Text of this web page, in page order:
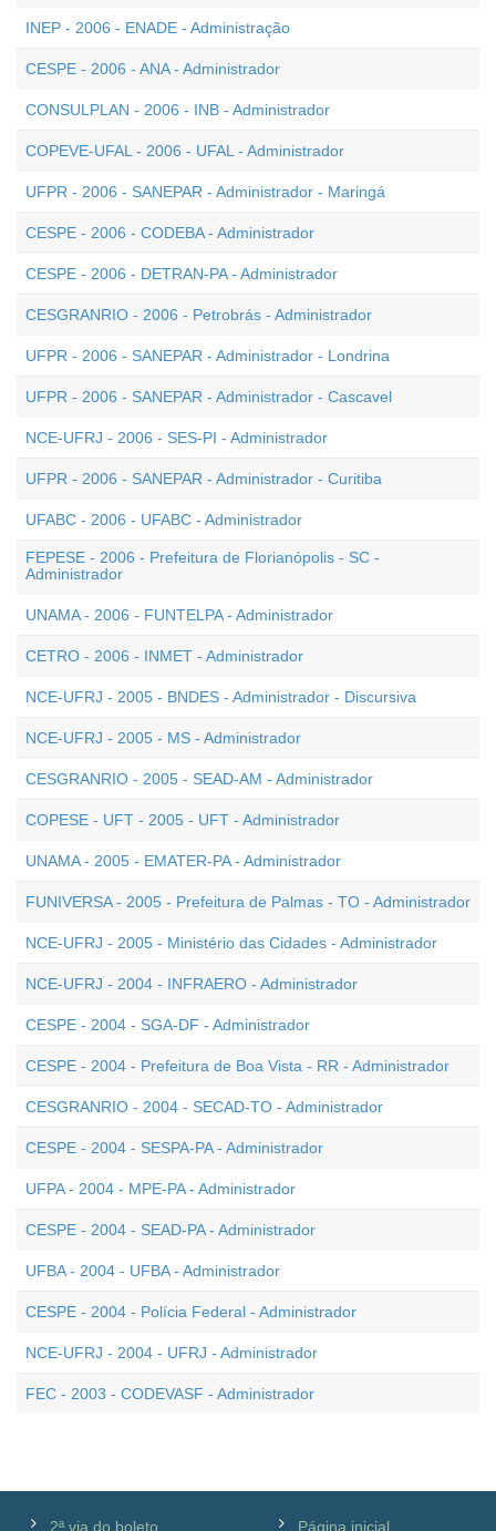
INEP - 2006 - ENADE - Administração
CESPE - 2006 - ANA - Administrador
CONSULPLAN - 2006 - INB - Administrador
COPEVE-UFAL - 2006 - UFAL - Administrador
UFPR - 2006 - SANEPAR - Administrador - Maringá
CESPE - 2006 - CODEBA - Administrador
CESPE - 2006 - DETRAN-PA - Administrador
CESGRANRIO - 2006 - Petrobrás - Administrador
UFPR - 2006 - SANEPAR - Administrador - Londrina
UFPR - 2006 - SANEPAR - Administrador - Cascavel
NCE-UFRJ - 2006 - SES-PI - Administrador
UFPR - 2006 - SANEPAR - Administrador - Curitiba
UFABC - 2006 - UFABC - Administrador
FEPESE - 2006 - Prefeitura de Florianópolis - SC -
Administrador
UNAMA - 2006 - FUNTELPA - Administrador
CETRO - 2006 - INMET - Administrador
NCE-UFRJ - 2005 - BNDES - Administrador - Discursiva
NCE-UFRJ - 2005 - MS - Administrador
CESGRANRIO - 2005 - SEAD-AM - Administrador
COPESE - UFT - 2005 - UFT - Administrador
UNAMA - 2005 - EMATER-PA - Administrador
FUNIVERSA - 2005 - Prefeitura de Palmas - TO - Administrador
NCE-UFRJ - 2005 - Ministério das Cidades - Administrador
NCE-UFRJ - 2004 - INFRAERO - Administrador
CESPE - 2004 - SGA-DF - Administrador
CESPE - 2004 - Prefeitura de Boa Vista - RR - Administrador
CESGRANRIO - 2004 - SECAD-TO - Administrador
CESPE - 2004 - SESPA-PA - Administrador
UFPA - 2004 - MPE-PA - Administrador
CESPE - 2004 - SEAD-PA - Administrador
UFBA - 2004 - UFBA - Administrador
CESPE - 2004 - Polícia Federal - Administrador
NCE-UFRJ - 2004 - UFRJ - Administrador
FEC - 2003 - CODEVASF - Administrador
2ª via do boleto Página inicial